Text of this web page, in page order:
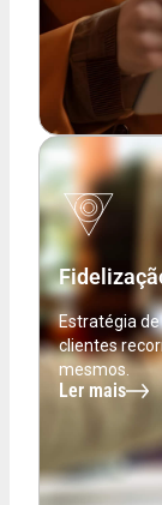
Estratégia
clientes
mesmos.
Ler mais